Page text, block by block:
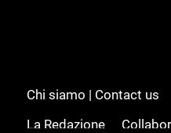
Chi siamo | Contact us
La Redazione